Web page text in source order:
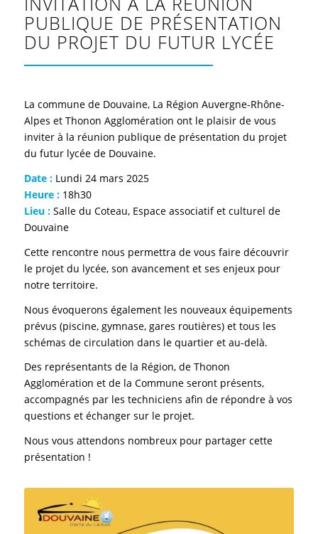
PUBLIQUE DE PRÉSENTATION
DU PROJET DU FUTUR LYCÉE
La commune de Douvaine, La Région Auvergne-Rhône-
Alpes et Thonon Agglomération ont le plaisir de vous
inviter à la réunion publique de présentation du projet
du futur lycée de Douvaine.
Date :Lundi 24 mars 2025
Heure :18h30
Lieu :Salle du Coteau, Espace associatif et culturel de
Douvaine
Cette rencontre nous permettra de vous faire découvrir
le projet du lycée, son avancement et ses enjeux pour
notre territoire.
Nous évoquerons également les nouveaux équipements
prévus (piscine, gymnase, gares routières) et tous les
schémas de circulation dans le quartier et au-delà.
Des représentants de la Région, de Thonon
Agglomération et de la Commune seront présents,
accompagnés par les techniciens afin de répondre à vos
questions et échanger sur le projet.
Nous vous attendons nombreux pour partager cette
présentation !